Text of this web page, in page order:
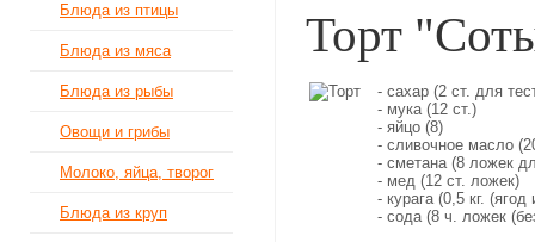
Блюда из птицы
Блюда из мяса
Блюда из рыбы
Овощи и грибы
Молоко, яйца, творог
Блюда из круп
Торт
- сахар (2 ст. для
- мука (12 ст.)
- яйцо (8)
- сливочное масло
- сметана (8 ложек
- мед (12 ст. ложек)
- курага (0,5 кг.
- сода (8 ч. ложек